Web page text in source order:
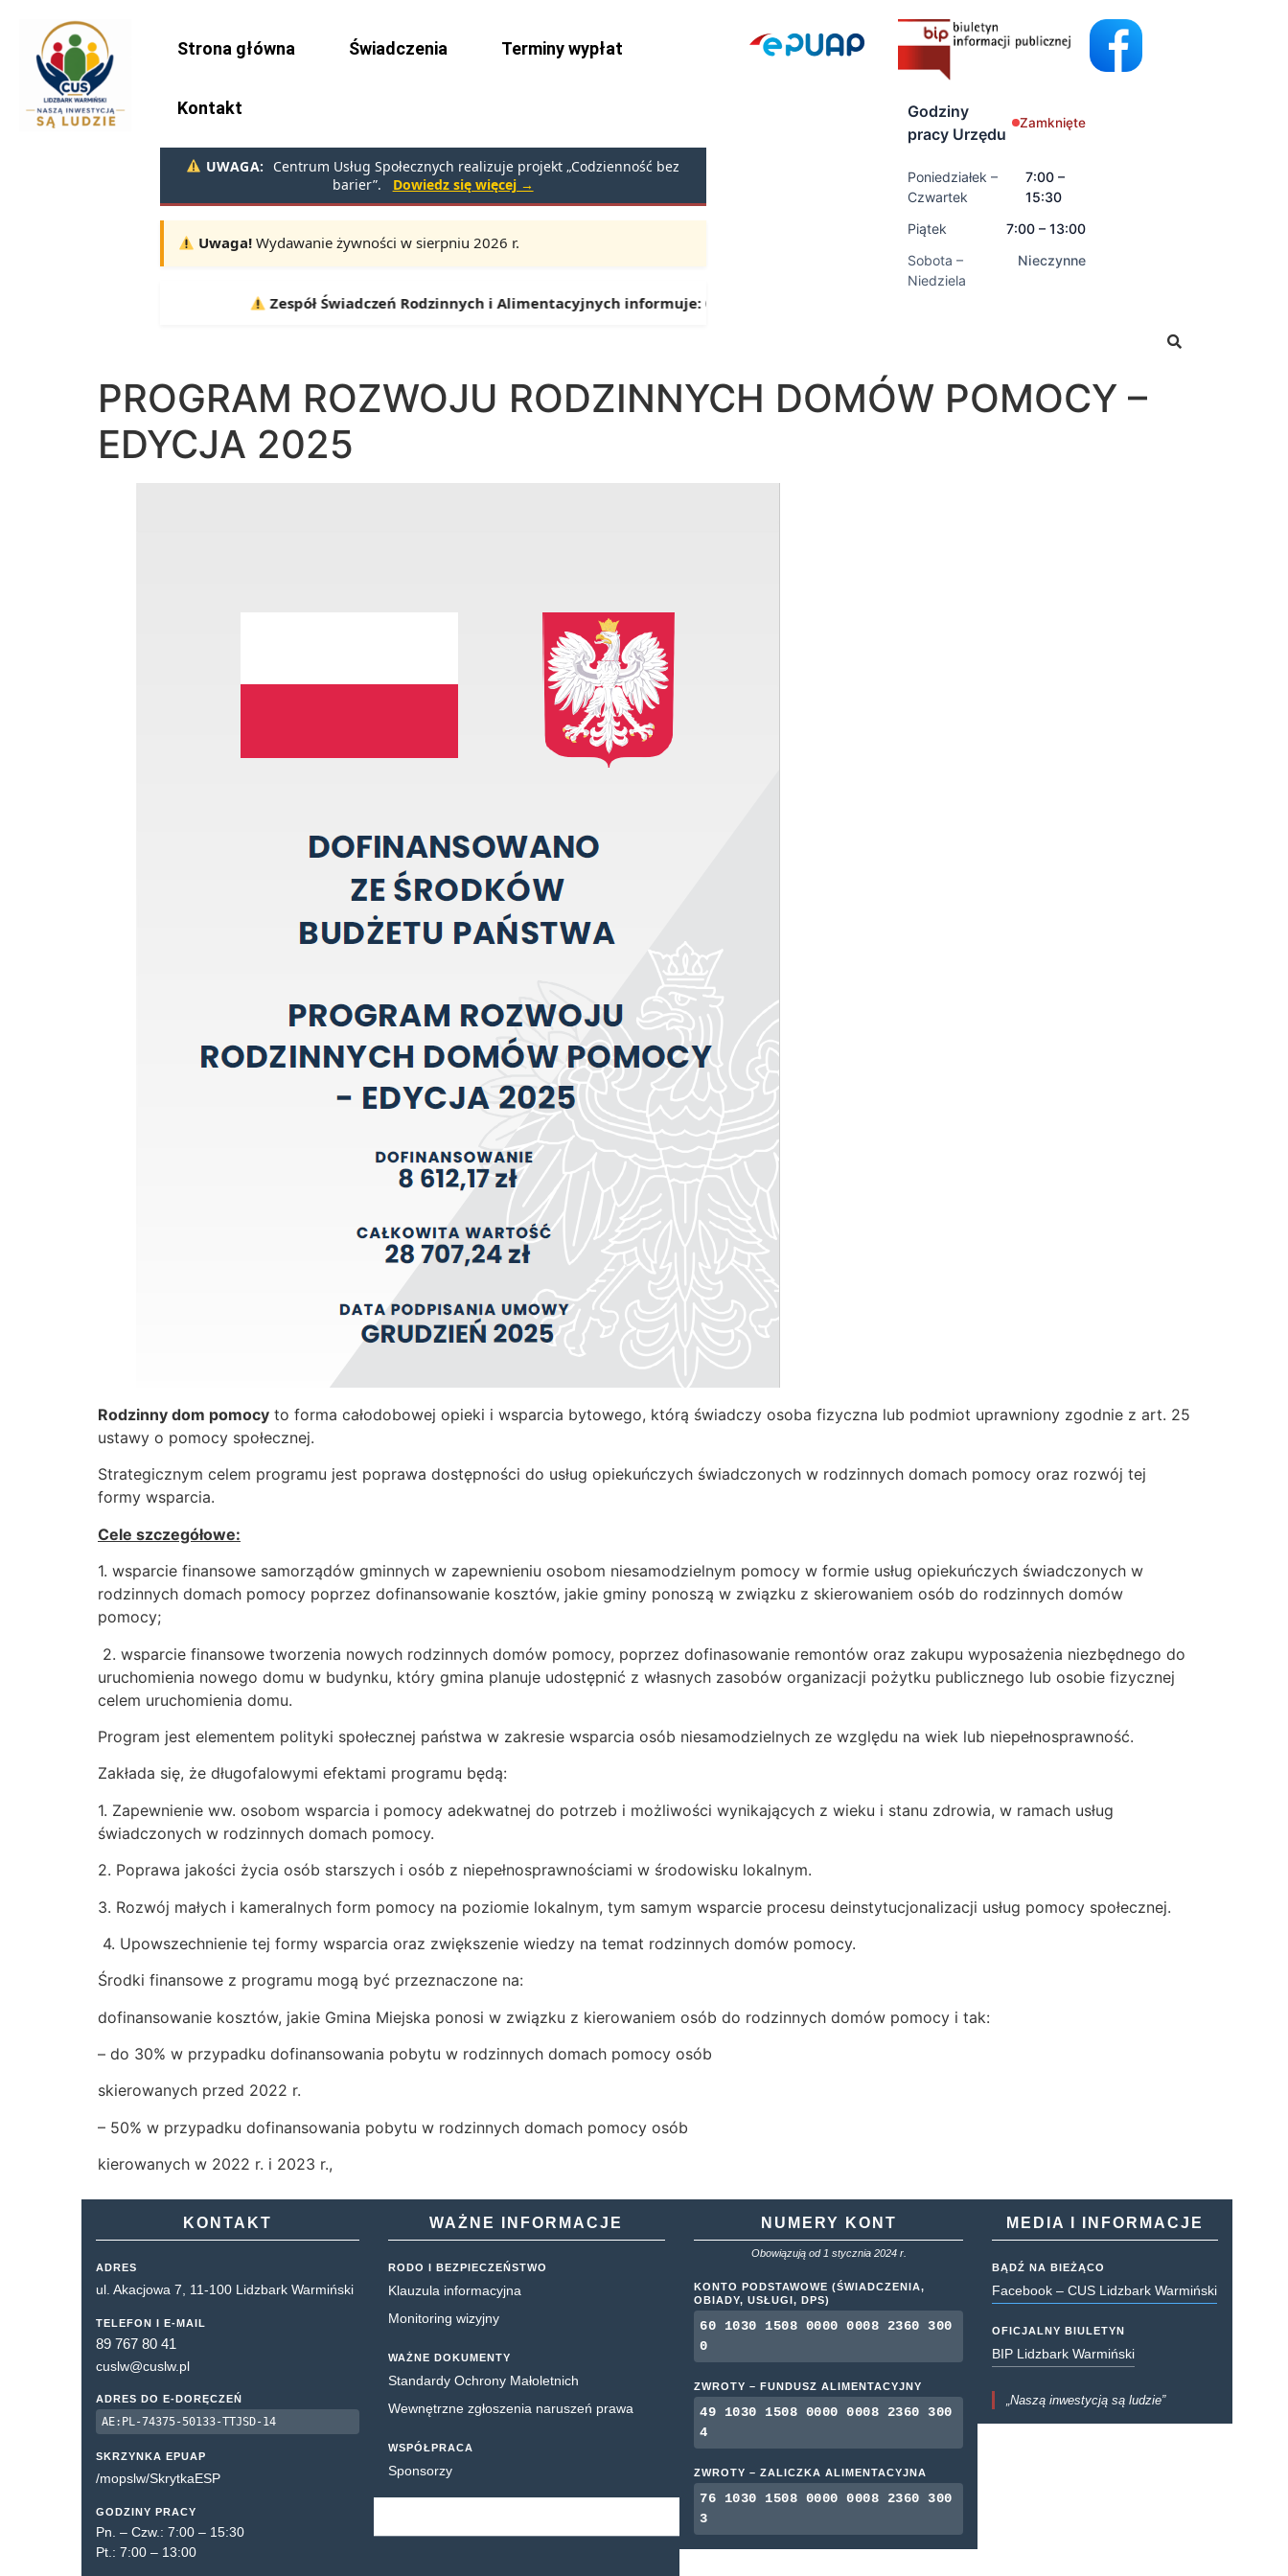
Strona główna Świadczenia Terminy wypłat
Kontakt
UWAGA:
Centrum Usług Społecznych realizuje projekt „Codzienność bez
barier”.
Dowiedz się więcej →
Uwaga!Wydawanie żywności w sierpniu 2026 r.
10.08, 11.08, 12.08 |
Zespół Świadczeń Rodzinnych i Alimentacyjnych informuje:Od 1 lipca można składać wnioski o świadczenia rodzinne oraz świadczenia z
Godziny
pracy Urzędu
Zamknięte
Poniedziałek –
Czwartek
7:00 –
15:30
Piątek
7:00 – 13:00
Sobota –
Niedziela
Nieczynne
PROGRAM ROZWOJU RODZINNYCH DOMÓW POMOCY –
EDYCJA 2025
Rodzinny dom pomocy to forma całodobowej opieki i wsparcia bytowego, którą świadczy osoba fizyczna lub podmiot uprawniony zgodnie z art. 25
ustawy o pomocy społecznej.
Strategicznym celem programu jest poprawa dostępności do usług opiekuńczych świadczonych w rodzinnych domach pomocy oraz rozwój tej
formy wsparcia.
Cele szczegółowe:
1. wsparcie finansowe samorządów gminnych w zapewnieniu osobom niesamodzielnym pomocy w formie usług opiekuńczych świadczonych w
rodzinnych domach pomocy poprzez dofinansowanie kosztów, jakie gminy ponoszą w związku z skierowaniem osób do rodzinnych domów
pomocy;
2. wsparcie finansowe tworzenia nowych rodzinnych domów pomocy, poprzez dofinasowanie remontów oraz zakupu wyposażenia niezbędnego do
uruchomienia nowego domu w budynku, który gmina planuje udostępnić z własnych zasobów organizacji pożytku publicznego lub osobie fizycznej
celem uruchomienia domu.
Program jest elementem polityki społecznej państwa w zakresie wsparcia osób niesamodzielnych ze względu na wiek lub niepełnosprawność.
Zakłada się, że długofalowymi efektami programu będą:
1. Zapewnienie ww. osobom wsparcia i pomocy adekwatnej do potrzeb i możliwości wynikających z wieku i stanu zdrowia, w ramach usług
świadczonych w rodzinnych domach pomocy.
2. Poprawa jakości życia osób starszych i osób z niepełnosprawnościami w środowisku lokalnym.
3. Rozwój małych i kameralnych form pomocy na poziomie lokalnym, tym samym wsparcie procesu deinstytucjonalizacji usług pomocy społecznej.
4. Upowszechnienie tej formy wsparcia oraz zwiększenie wiedzy na temat rodzinnych domów pomocy.
Środki finansowe z programu mogą być przeznaczone na:
dofinansowanie kosztów, jakie Gmina Miejska ponosi w związku z kierowaniem osób do rodzinnych domów pomocy i tak:
– do 30% w przypadku dofinansowania pobytu w rodzinnych domach pomocy osób
skierowanych przed 2022 r.
– 50% w przypadku dofinansowania pobytu w rodzinnych domach pomocy osób
kierowanych w 2022 r. i 2023 r.,
KONTAKT
ADRES
ul. Akacjowa 7, 11-100 Lidzbark Warmiński
TELEFON I E-MAIL
89 767 80 41
cuslw@cuslw.pl
ADRES DO E-DORĘCZEŃ
AE:PL-74375-50133-TTJSD-14
SKRZYNKA EPUAP
/mopslw/SkrytkaESP
GODZINY PRACY
Pn. – Czw.: 7:00 – 15:30
Pt.: 7:00 – 13:00
WAŻNE INFORMACJE
RODO I BEZPIECZEŃSTWO
Klauzula informacyjna
Monitoring wizyjny
WAŻNE DOKUMENTY
Standardy Ochrony Małoletnich
Wewnętrzne zgłoszenia naruszeń prawa
WSPÓŁPRACA
Sponsorzy
NUMERY KONT
Obowiązują od 1 stycznia 2024 r.
KONTO PODSTAWOWE (ŚWIADCZENIA,
OBIADY, USŁUGI, DPS)
60 1030 1508 0000 0008 2360 300
0
ZWROTY – FUNDUSZ ALIMENTACYJNY
49 1030 1508 0000 0008 2360 300
4
ZWROTY – ZALICZKA ALIMENTACYJNA
76 1030 1508 0000 0008 2360 300
3
MEDIA I INFORMACJE
BĄDŹ NA BIEŻĄCO
Facebook – CUS Lidzbark Warmiński
OFICJALNY BIULETYN
BIP Lidzbark Warmiński
„Naszą inwestycją są ludzie”